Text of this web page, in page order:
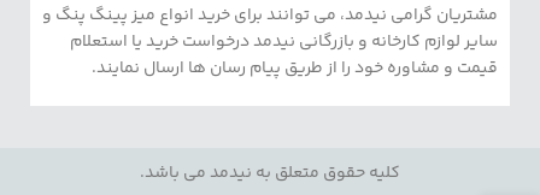
مشتریان گرامی نیدمد، می توانند برای خرید انواع میز پینگ پنگ و
سایر لوازم کارخانه و بازرگانی نیدمد درخواست خرید یا استعلام
قیمت و مشاوره خود را از طریق پیام رسان ها ارسال نمایند.
کلیه حقوق متعلق به نیدمد می باشد.